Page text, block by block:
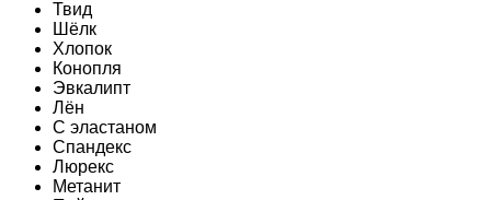
Твид
Шёлк
Хлопок
Конопля
Эвкалипт
Лён
C эластаном
Спандекс
Люрекс
Метанит